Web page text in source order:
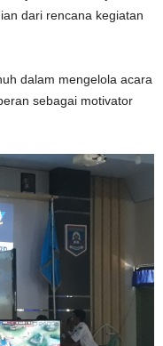
dari rencana kegiatan
dalam mengelola acara
sebagai motivator